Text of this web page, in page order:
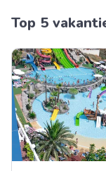
Top 5